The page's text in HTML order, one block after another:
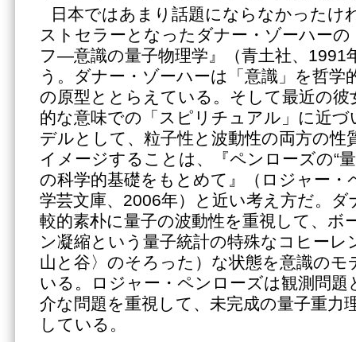
日本ではあまり話題にならなかったけ
ストセラーとなったダナー・ゾーハー
フ―意識の量子物理学』（青土社、1991
う。ダナー・ゾーハーは「意識」を哲学
の原型ととらえている。そして最近の彼
的な意味での「スピリチュアル」に近
デルとして、粒子性と波動性の両方の性
イメージすることは、『ペンローズの“
の科学的基礎をもとめて』（ロジャー・
学芸文庫、2006年）と近い考え方だ。
較的素朴に量子の波動性を重視して、ボ
ン凝縮という量子統計の特殊なコヒーレ
山と谷〉のそろった）な状態を意識の
いる。ロジャー・ペンローズは観測問題
介な問題を重視して、未完成の量子重力
している。